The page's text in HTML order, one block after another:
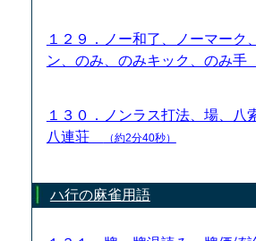
１２９．ノー和了、ノーマーク
ン、のみ、のみキック、のみ手
１３０．ノンラス打法、場、八
八連荘
（約2分40秒）
ハ行の麻雀用語